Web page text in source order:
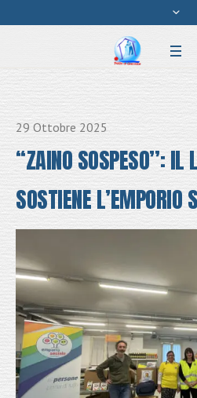
29 Ottobre 2025
“ZAINO SOSPESO”: IL
SOSTIENE L’EMPORIO